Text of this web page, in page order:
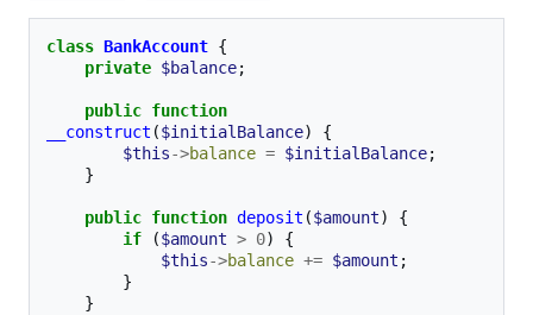
class BankAccount {
private $balance;
public function
__construct ($initialBalance)
{
$this->balance = $initialBalance;
}
public function deposit ($amount)
{
if
($amount > 0)
{
$this->balance += $amount ;
}
}